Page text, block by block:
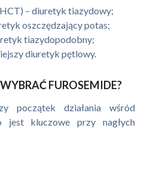
– diuretyk tiazydowy;
oszczędzający potas;
tiazydopodobny;
diuretyk pętlowy.
FUROSEMIDE?
początek działania wśród
jest kluczowe przy nagłych